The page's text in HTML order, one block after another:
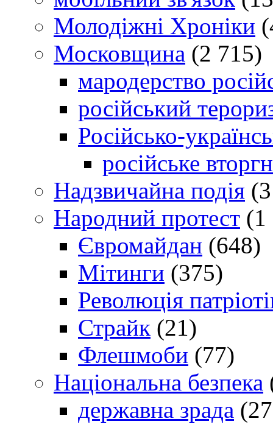
Молодіжні Хроніки
Московщина (2 715)
мародерство
російський
Російсько-
російське
Надзвичайна подія
Народний протест (1
Євромайдан (648)
Мітинги (375)
Революція
Страйк (21)
Флешмоби (77)
Національна безпека
державна зрада